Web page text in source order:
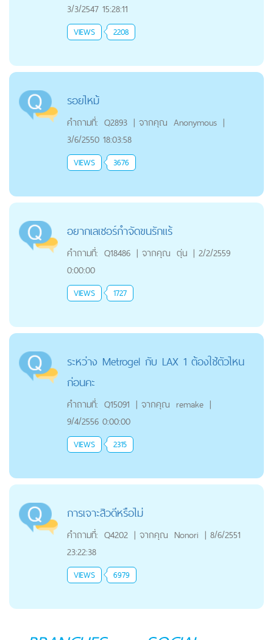
3/3/2547 15:28:11
VIEWS 2208
รอยไหม้
คำถามที่: Q2893 | จากคุณ Anonymous |
3/6/2550 18:03:58
VIEWS 3676
อยากเลเซอร์กำจัดขนรักแร้
คำถามที่: Q18486 | จากคุณ ตุ่น | 2/2/2559
0:00:00
VIEWS 1727
ระหว่าง Metrogel กับ LAX 1 ต้องใช้ตัวไหน
ก่อนคะ
คำถามที่: Q15091 | จากคุณ remake |
9/4/2556 0:00:00
VIEWS 2315
การเจาะสิวดีหรือไม่
คำถามที่: Q4202 | จากคุณ Nonori | 8/6/2551
23:22:38
VIEWS 6979